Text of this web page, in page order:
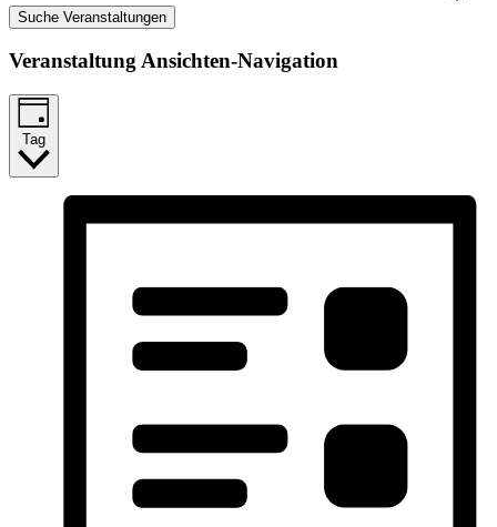
Suche Veranstaltungen
Veranstaltung Ansichten-Navigation
Tag